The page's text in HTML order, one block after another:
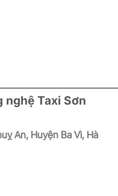
Taxi Sơn
An, Huyện Ba Vì, Hà